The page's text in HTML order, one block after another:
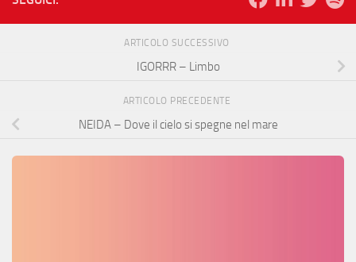
ARTICOLO SUCCESSIVO
IGORRR – Limbo
ARTICOLO PRECEDENTE
NEIDA – Dove il cielo si spegne nel mare